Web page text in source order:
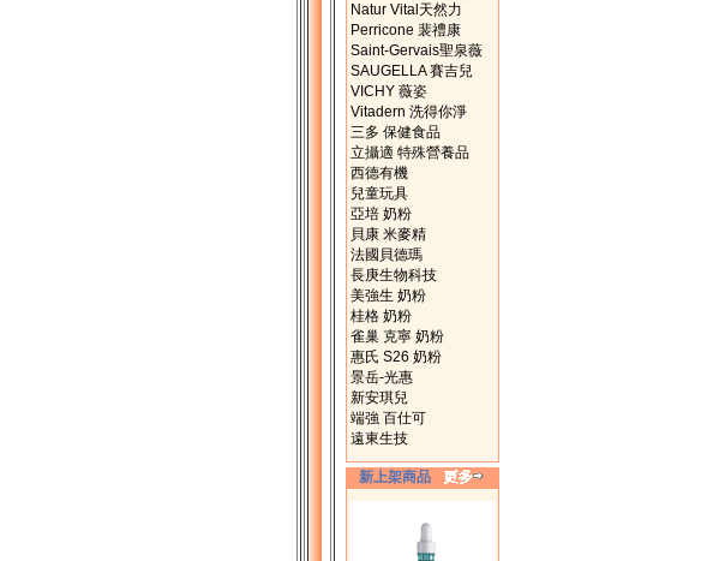
Natur Vital天然力
Perricone 裴禮康
Saint-Gervais聖泉薇
SAUGELLA 賽吉兒
VICHY 薇姿
Vitadern 洗得你淨
三多 保健食品
立攝適 特殊營養品
西德有機
兒童玩具
亞培 奶粉
貝康 米麥精
法國貝德瑪
長庚生物科技
美強生 奶粉
桂格 奶粉
雀巢 克寧 奶粉
惠氏 S26 奶粉
景岳-光惠
新安琪兒
端強 百仕可
遠東生技
新上架商品